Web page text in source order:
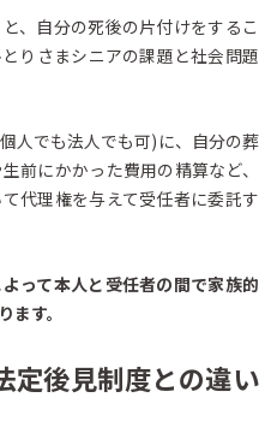
、自分の死後の片付けをするこ
りさまシニアの課題と社会問題
人でも法人でも可)に、自分の葬
前にかかった費用の精算など、
代理権を与えて受任者に委託す
って本人と受任者の間で家族的
す。
後見制度との違い